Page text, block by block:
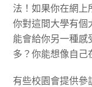
法！如果你在網
你對這間大學有個
能會給你另一種感
多？你能想像自己
有些校園會提供